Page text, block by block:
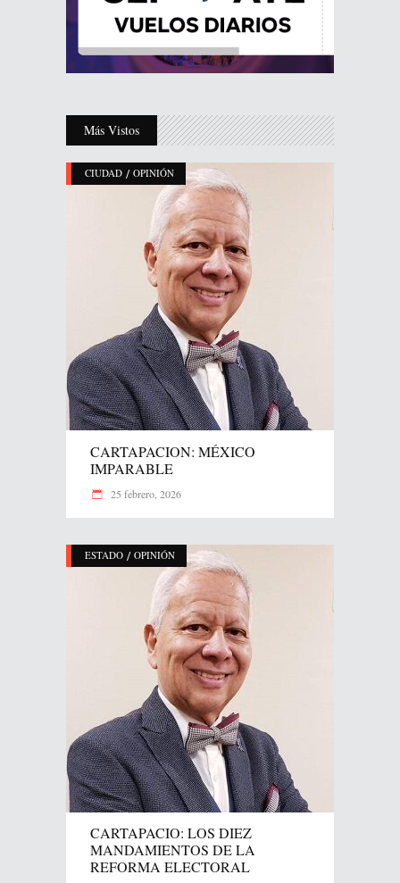
Más Vistos
CIUDAD / OPINIÓN
CARTAPACION: MÉXICO
IMPARABLE
25 febrero, 2026
ESTADO / OPINIÓN
CARTAPACIO: LOS DIEZ
MANDAMIENTOS DE LA
REFORMA ELECTORAL